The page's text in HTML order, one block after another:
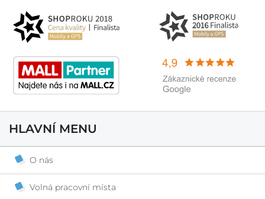
HLAVNÍ MENU
O nás
Volná pracovní místa